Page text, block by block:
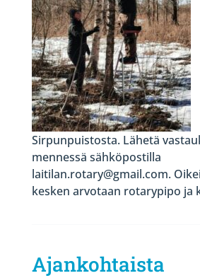
Sirpunpuistosta. Lähetä
mennessä sähköpostilla
laitilan.rotary@gmail.com.
kesken arvotaan rotarypipo ja
Ajankohtaista